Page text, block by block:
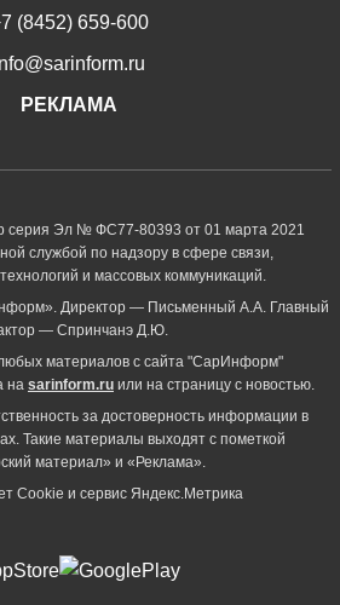
(8452) 659-600
РЕКЛАМА
серия Эл № ФС77-80393 от 01 марта 2021
службой по надзору в сфере связи,
и массовых коммуникаций.
Директор — Письменный А.А. Главный
— Спринчанэ Д.Ю.
материалов с сайта "СарИнформ"
на sarinform.ru или на страницу с новостью.
за достоверность информации в
Такие материалы выходят с пометкой
материал» и «Реклама».
Cookie и сервиc Яндекс.Метрика